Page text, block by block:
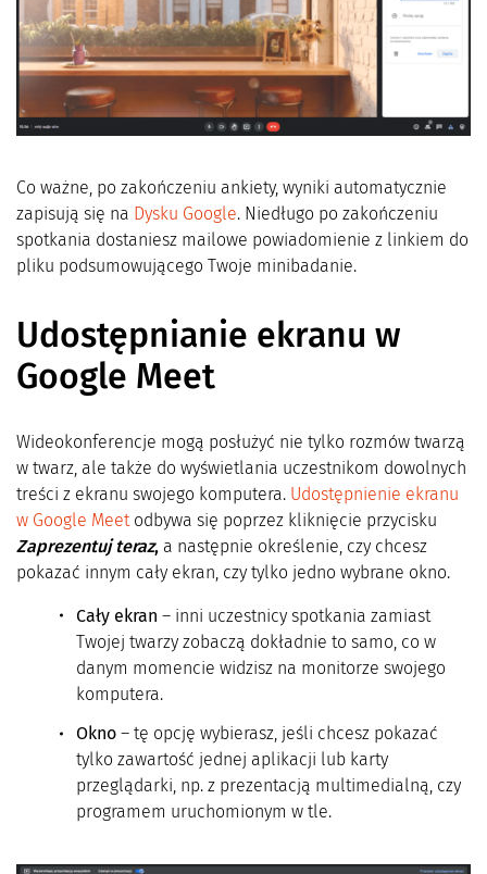
Co ważne, po zakończeniu ankiety, wyniki automatycznie
zapisują się na Dysku Google. Niedługo po zakończeniu
spotkania dostaniesz mailowe powiadomienie z linkiem do
pliku podsumowującego Twoje minibadanie.
Udostępnianie ekranu w
Google Meet
Wideokonferencje mogą posłużyć nie tylko rozmów twarzą
w twarz, ale także do wyświetlania uczestnikom dowolnych
treści z ekranu swojego komputera. Udostępnienie ekranu
w Google Meet odbywa się poprzez kliknięcie przycisku
Zaprezentuj teraz, a następnie określenie, czy chcesz
pokazać innym cały ekran, czy tylko jedno wybrane okno.
Cały ekran – inni uczestnicy spotkania zamiast
Twojej twarzy zobaczą dokładnie to samo, co w
danym momencie widzisz na monitorze swojego
komputera.
Okno – tę opcję wybierasz, jeśli chcesz pokazać
tylko zawartość jednej aplikacji lub karty
przeglądarki, np. z prezentacją multimedialną, czy
programem uruchomionym w tle.